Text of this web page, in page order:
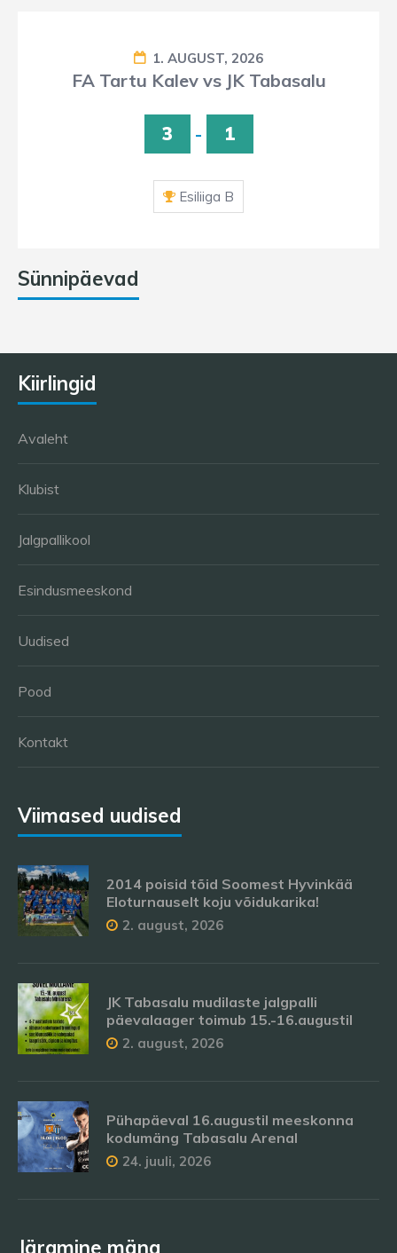
1. AUGUST, 2026
FA Tartu Kalev vs JK Tabasalu
3 - 1
Esiliiga B
Sünnipäevad
Kiirlingid
Avaleht
Klubist
Jalgpallikool
Esindusmeeskond
Uudised
Pood
Kontakt
Viimased uudised
2014 poisid tõid Soomest Hyvinkää
Eloturnauselt koju võidukarika!
2. august, 2026
JK Tabasalu mudilaste jalgpalli
päevalaager toimub 15.-16.augustil
2. august, 2026
Pühapäeval 16.augustil meeskonna
kodumäng Tabasalu Arenal
24. juuli, 2026
Järgmine mäng